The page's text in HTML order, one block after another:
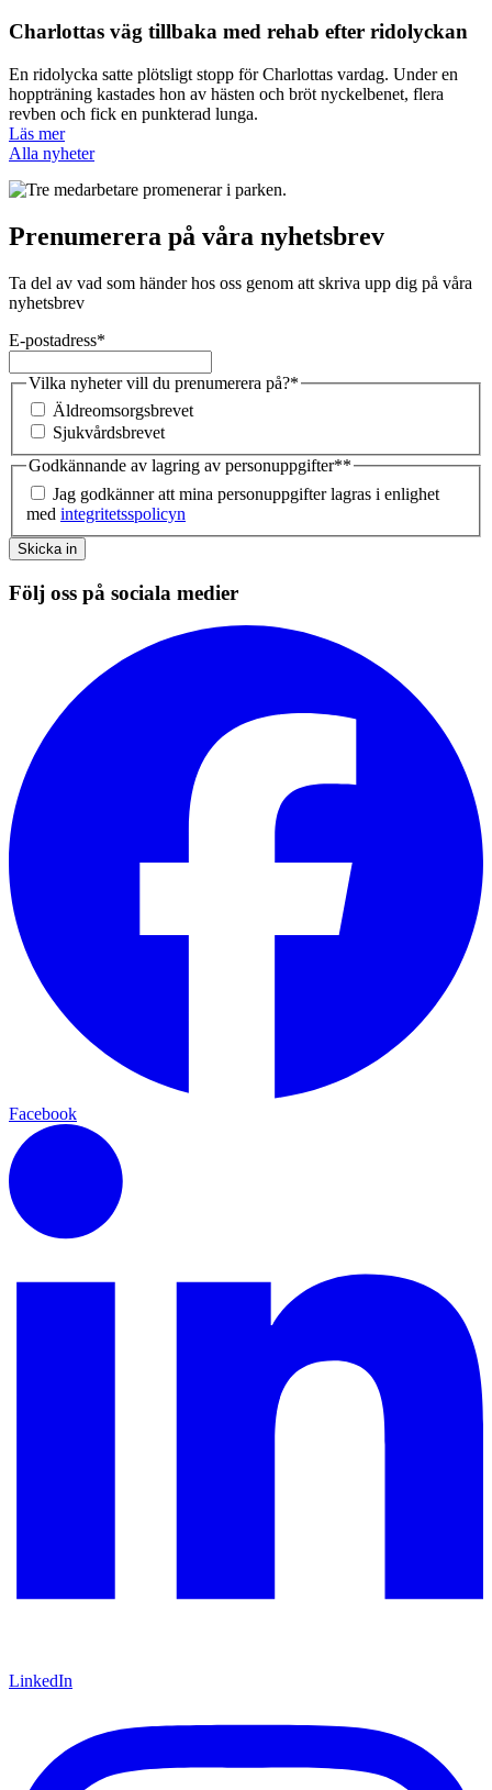
Charlottas väg tillbaka med rehab efter ridolyckan
En ridolycka satte plötsligt stopp för Charlottas vardag. Under en
hoppträning kastades hon av hästen och bröt nyckelbenet, flera
revben och fick en punkterad lunga.
Läs mer
Alla nyheter
Prenumerera på våra nyhetsbrev
Ta del av vad som händer hos oss genom att skriva upp dig på våra
nyhetsbrev
E-postadress*
Vilka nyheter vill du prenumerera på?*
Äldreomsorgsbrevet
Sjukvårdsbrevet
Godkännande av lagring av personuppgifter**
Jag godkänner att mina personuppgifter lagras i enlighet
med integritetsspolicyn
Skicka in
Följ oss på sociala medier
Facebook
LinkedIn